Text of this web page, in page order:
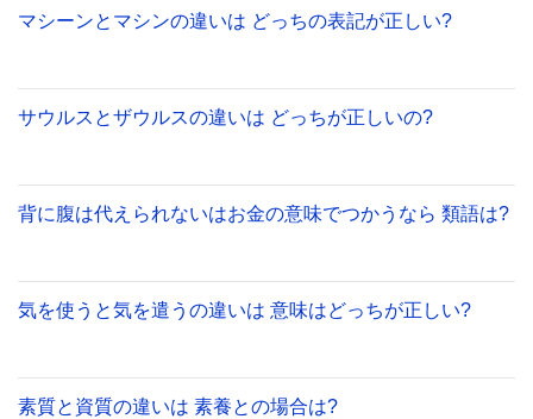
マシーンとマシンの違いは どっちの表記が正しい?
サウルスとザウルスの違いは どっちが正しいの?
背に腹は代えられないはお金の意味でつかうなら 類語は?
気を使うと気を遣うの違いは 意味はどっちが正しい?
素質と資質の違いは 素養との場合は?